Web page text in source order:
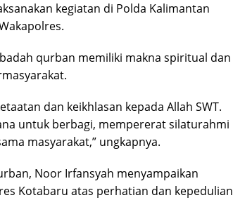
kegiatan di Polda Kalimantan
qurban memiliki makna spiritual dan
dan keikhlasan kepada Allah SWT.
untuk berbagi, mempererat silaturahmi
masyarakat,” ungkapnya.
Noor Irfansyah menyampaikan
Kotabaru atas perhatian dan kepedulian